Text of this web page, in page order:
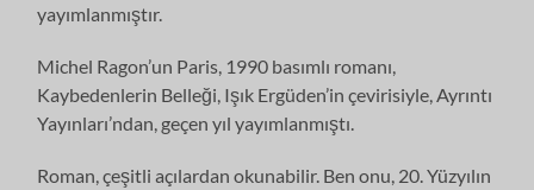
yayımlanmıştır.
Michel Ragon’un Paris, 1990 basımlı romanı,
Kaybedenlerin Belleği, Işık Ergüden’in çevirisiyle, Ayrıntı
Yayınları’ndan, geçen yıl yayımlanmıştı.
Roman, çeşitli açılardan okunabilir. Ben onu, 20. Yüzyılın